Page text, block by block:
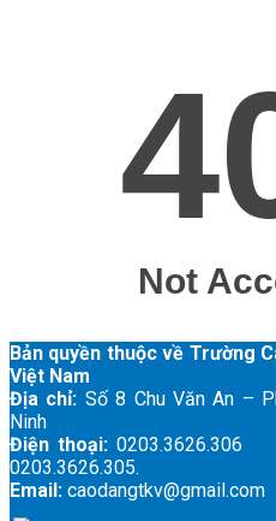
Bản quyền thuộc về Trường
Việt Nam
Địa chỉ: Số 8 Chu Văn An –
Ninh
Điện thoại:
0203.3626.305.
Email: caodangtkv@gmail.com